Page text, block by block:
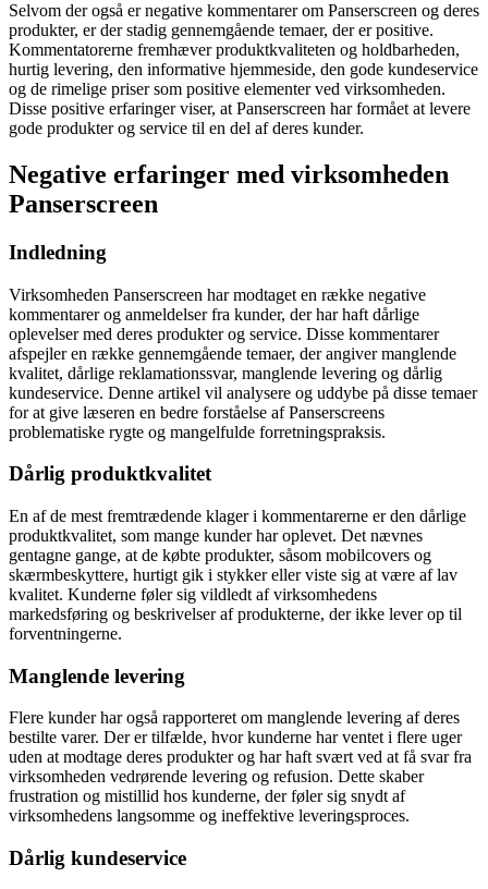
Selvom der også er negative kommentarer om Panserscreen og deres
produkter, er der stadig gennemgående temaer, der er positive.
Kommentatorerne fremhæver produktkvaliteten og holdbarheden,
hurtig levering, den informative hjemmeside, den gode kundeservice
og de rimelige priser som positive elementer ved virksomheden.
Disse positive erfaringer viser, at Panserscreen har formået at levere
gode produkter og service til en del af deres kunder.
Negative erfaringer med virksomheden
Panserscreen
Indledning
Virksomheden Panserscreen har modtaget en række negative
kommentarer og anmeldelser fra kunder, der har haft dårlige
oplevelser med deres produkter og service. Disse kommentarer
afspejler en række gennemgående temaer, der angiver manglende
kvalitet, dårlige reklamationssvar, manglende levering og dårlig
kundeservice. Denne artikel vil analysere og uddybe på disse temaer
for at give læseren en bedre forståelse af Panserscreens
problematiske rygte og mangelfulde forretningspraksis.
Dårlig produktkvalitet
En af de mest fremtrædende klager i kommentarerne er den dårlige
produktkvalitet, som mange kunder har oplevet. Det nævnes
gentagne gange, at de købte produkter, såsom mobilcovers og
skærmbeskyttere, hurtigt gik i stykker eller viste sig at være af lav
kvalitet. Kunderne føler sig vildledt af virksomhedens
markedsføring og beskrivelser af produkterne, der ikke lever op til
forventningerne.
Manglende levering
Flere kunder har også rapporteret om manglende levering af deres
bestilte varer. Der er tilfælde, hvor kunderne har ventet i flere uger
uden at modtage deres produkter og har haft svært ved at få svar fra
virksomheden vedrørende levering og refusion. Dette skaber
frustration og mistillid hos kunderne, der føler sig snydt af
virksomhedens langsomme og ineffektive leveringsproces.
Dårlig kundeservice